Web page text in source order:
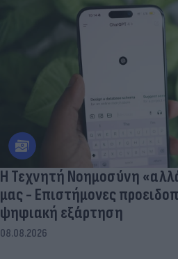
Η Τεχνητή Νοημοσύνη
μας - Eπιστήμονες
ψηφιακή εξάρτηση
08.08.2026